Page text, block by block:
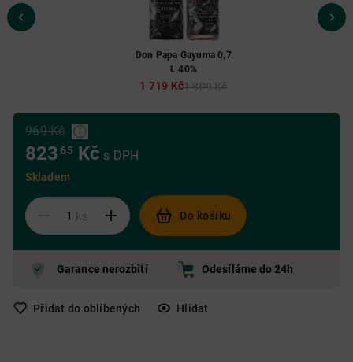
Don Papa Gayuma 0,7
L 40%
1 719 Kč1 809 Kč
969 Kč
823 65Kč s DPH
Skladem
ks Do košíku
Garance nerozbití Odesíláme do 24h
Přidat do oblíbených Hlídat